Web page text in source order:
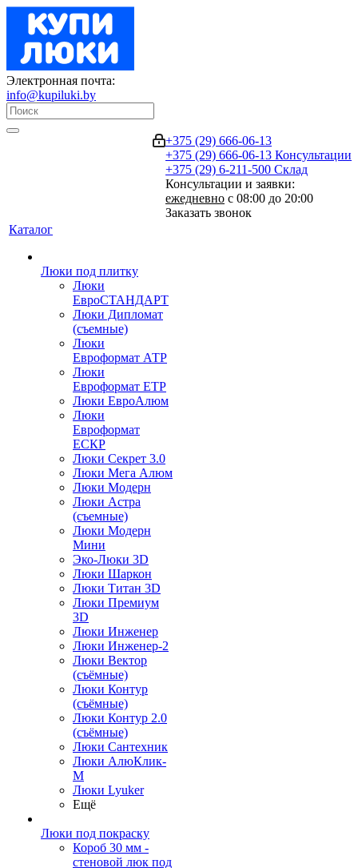
Электронная почта:
info@kupiluki.by
+375 (29) 666-06-13
+375 (29) 666-06-13 Консультации
+375 (29) 6-211-500 Склад
Консультации и заявки:
ежедневно с 08:00 до 20:00
Заказать звонок
Каталог
Люки под плитку
Люки
ЕвроСТАНДАРТ
Люки Дипломат
(съемные)
Люки
Евроформат АТР
Люки
Евроформат ЕТР
Люки ЕвроАлюм
Люки
Евроформат
ЕСКР
Люки Секрет 3.0
Люки Мега Алюм
Люки Модерн
Люки Астра
(съемные)
Люки Модерн
Мини
Эко-Люки 3D
Люки Шаркон
Люки Титан 3D
Люки Премиум
3D
Люки Инженер
Люки Инженер-2
Люки Вектор
(съёмные)
Люки Контур
(съёмные)
Люки Контур 2.0
(съёмные)
Люки Сантехник
Люки АлюКлик-
М
Люки Lyuker
Ещё
Люки под покраску
Короб 30 мм -
стеновой люк под